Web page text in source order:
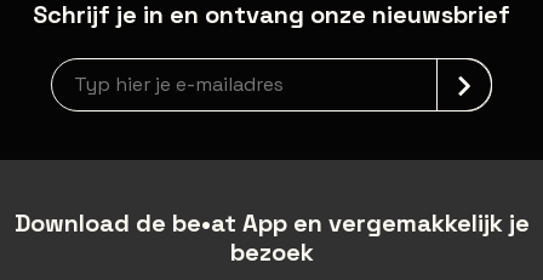
Schrijf je in en ontvang onze nieuwsbrief
Nieuwsbrief aanmelding
Download de be•at App en vergemakkelijk je
bezoek